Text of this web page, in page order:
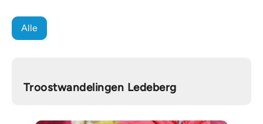
Alle
Troostwandelingen Ledeberg